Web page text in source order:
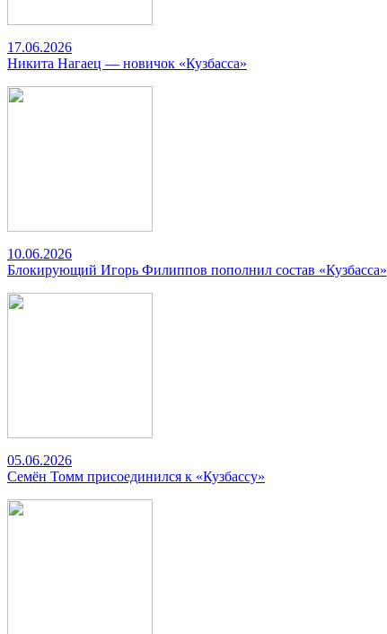
17.06.2026
Никита Нагаец — новичок «Кузбасса»
10.06.2026
Блокирующий Игорь Филиппов пополнил состав «Кузбасса»
05.06.2026
Семён Томм присоединился к «Кузбассу»